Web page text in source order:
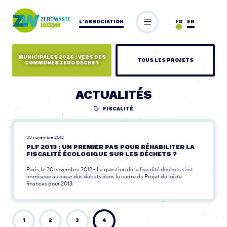
L’ASSOCIATION EN
FR
MUNICIPALES 2026 : VERS DES
COMMUNES ZÉRO DÉCHET
TOUS LES PROJETS
ACTUALITÉS
FISCALITÉ
30 novembre 2012
PLF 2013 : UN PREMIER PAS POUR RÉHABILITER LA
FISCALITÉ ÉCOLOGIQUE SUR LES DÉCHETS ?
Paris, le 30 novembre 2012 - La question de la fiscalité déchets s’est
immiscée au cœur des débats dans le cadre du Projet de loi de
finances pour 2013.
1 2 3 4